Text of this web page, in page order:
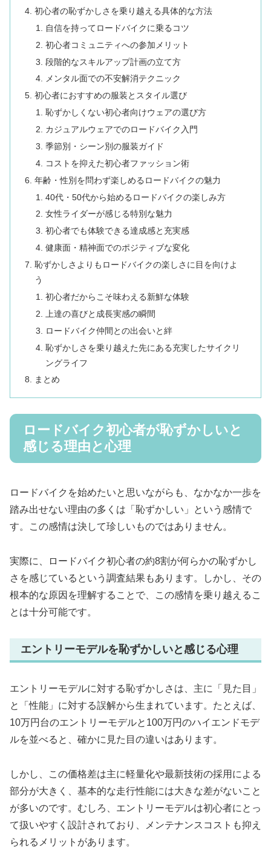
初心者の恥ずかしさを乗り越える具体的な方法
自信を持ってロードバイクに乗るコツ
初心者コミュニティへの参加メリット
段階的なスキルアップ計画の立て方
メンタル面での不安解消テクニック
初心者におすすめの服装とスタイル選び
恥ずかしくない初心者向けウェアの選び方
カジュアルウェアでのロードバイク入門
季節別・シーン別の服装ガイド
コストを抑えた初心者ファッション術
年齢・性別を問わず楽しめるロードバイクの魅力
40代・50代から始めるロードバイクの楽しみ方
女性ライダーが感じる特別な魅力
初心者でも体験できる達成感と充実感
健康面・精神面でのポジティブな変化
恥ずかしさよりもロードバイクの楽しさに目を向けよ
う
初心者だからこそ味わえる新鮮な体験
上達の喜びと成長実感の瞬間
ロードバイク仲間との出会いと絆
恥ずかしさを乗り越えた先にある充実したサイクリ
ングライフ
まとめ
ロードバイク初心者が恥ずかしいと
感じる理由と心理
ロードバイクを始めたいと思いながらも、なかなか一歩を
踏み出せない理由の多くは「恥ずかしい」という感情で
す。この感情は決して珍しいものではありません。
実際に、ロードバイク初心者の約8割が何らかの恥ずかし
さを感じているという調査結果もあります。しかし、その
根本的な原因を理解することで、この感情を乗り越えるこ
とは十分可能です。
エントリーモデルを恥ずかしいと感じる心理
エントリーモデルに対する恥ずかしさは、主に「見た目」
と「性能」に対する誤解から生まれています。たとえば、
10万円台のエントリーモデルと100万円のハイエンドモデ
ルを並べると、確かに見た目の違いはあります。
しかし、この価格差は主に軽量化や最新技術の採用による
部分が大きく、基本的な走行性能には大きな差がないこと
が多いのです。むしろ、エントリーモデルは初心者にとっ
て扱いやすく設計されており、メンテナンスコストも抑え
られるメリットがあります。